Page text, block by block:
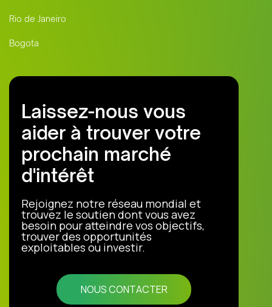
Rio de Janeiro
Bogota
Laissez-nous vous
aider à trouver votre
prochain marché
d'intérêt
Rejoignez notre réseau mondial et
trouvez le soutien dont vous avez
besoin pour atteindre vos objectifs,
trouver des opportunités
exploitables ou investir.
NOUS CONTACTER